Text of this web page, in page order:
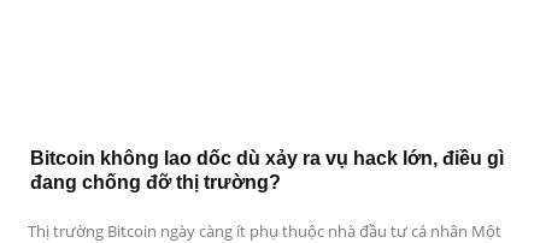
Bitcoin không lao dốc dù xảy ra vụ hack lớn, điều gì
đang chống đỡ thị trường?
Thị trường Bitcoin ngày càng ít phụ thuộc nhà đầu tư cá nhân Một